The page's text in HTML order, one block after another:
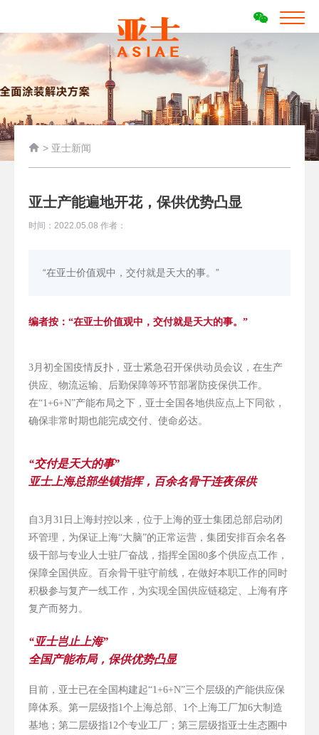
 > 亚士新闻
亚士产能遍地开花，保供优势凸显
时间：2022.05.08 作者：
“在亚士价值观中，交付就是天大的事。”
编者按 ： “在亚士价值观中，交付就是天大的事。 ”
3月初全国疫情反扑，亚士紧急召开保供动员会议，在生产
供应、物流运输、后勤保障等环节部署防疫保供工作。
在“1+6+N”产能布局之下，亚士全国各地供应点上下同欲，
确保非常时期也能完成交付、使命必达。
“交付是天大的事”
亚士上海总部坐镇指挥，百余名骨干连夜保供
自3月31日上海封控以来，位于上海的亚士集团总部启动闭
环管理，为保证上海“大脑”的正常运营，集团安排百余名各
级干部与专业人士驻厂奋战，指挥全国80多个供应点工作，
保障全国供应。百余骨干驻守前线，在做好本职工作的同时
积极参与复产一线工作，为实现全国供应链稳定、上海有序
复产而努力。
“亚士岂止上海”
全国产能布局，保供优势凸显
目前，亚士已在全国构建起“1+6+N”三个层级的产能供应保
障体系。第一层级指1个上海总部、1个上海工厂加6大制造
基地；第二层级指12个专业工厂；第三层级指亚士生态圈中